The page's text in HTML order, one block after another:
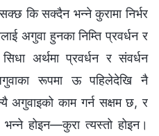
कि सक्दैन भन्ने कुरामा निर्भर
अगुवा हुनका निम्ति प्रवर्धन र
अर्थमा प्रवर्धन र संवर्धन
रूपमा ऊ पहिलेदेखि नै
काम गर्न सक्षम छ, र
होइन—कुरा त्यस्तो होइन।